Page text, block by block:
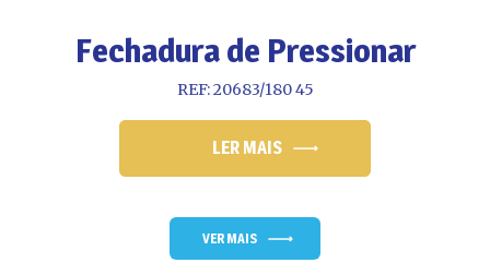
Fechadura de Pressionar
REF: 20683/180 45
LER MAIS
VER MAIS